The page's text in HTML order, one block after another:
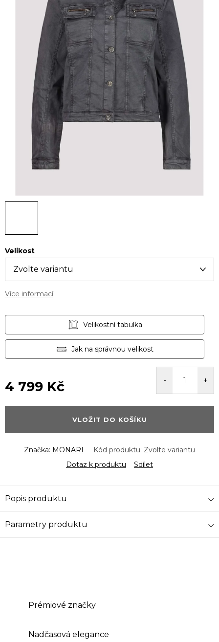
Velikost
Více informací
Velikostní tabulka
Jak na správnou velikost
4 799 Kč
cena:
VLOŽIT DO KOŠÍKU
Značka: MONARI Kód produktu: Zvolte variantu
Dotaz k produktu
Sdílet
Popis produktu
Parametry produktu
Prémiové značky
Nadčasová elegance